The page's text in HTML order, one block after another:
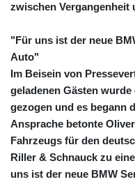
zwischen Vergangenheit
"Für uns ist der neue
Auto"
Im Beisein von
geladenen Gästen wurde
gezogen und es begann
Ansprache betonte
Fahrzeugs für den
Riller & Schnauck zu
uns ist der neue BMW